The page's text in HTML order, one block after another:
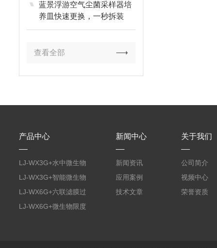
蓝景浮游空气尘菌采样器培
养皿快速更换，一秒拆装
查看全部
产品中心
LJ-WX3G+水中微生物
膜过滤装置
LJ-WX3G+智能微生物
限度仪
LJ-WX6G+六联滤膜过
滤器
LJ-WX6G+微生物限度
新闻中心
新闻资讯
应用案例
技术文章
关于我们
公司简介
视频中心
荣誉资质